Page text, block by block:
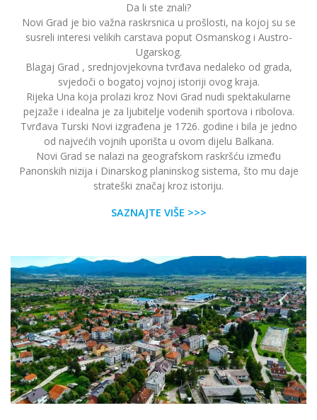
Da li ste znali?
Novi Grad je bio važna raskrsnica u prošlosti, na kojoj su se
susreli interesi velikih carstava poput Osmanskog i Austro-
Ugarskog.
Blagaj Grad , srednjovjekovna tvrđava nedaleko od grada,
svjedoči o bogatoj vojnoj istoriji ovog kraja.
Rijeka Una koja prolazi kroz Novi Grad nudi spektakularne
pejzaže i idealna je za ljubitelje vodenih sportova i ribolova.
Tvrđava Turski Novi izgrađena je 1726. godine i bila je jedno
od najvećih vojnih uporišta u ovom dijelu Balkana.
Novi Grad se nalazi na geografskom raskršću između
Panonskih nizija i Dinarskog planinskog sistema, što mu daje
strateški značaj kroz istoriju.
SAZNAJTE VIŠE >>>